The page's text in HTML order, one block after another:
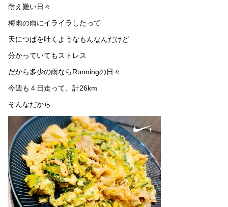
耐え難い日々
梅雨の雨にイライラしたって
天につばを吐くようなもんなんだけど
分かっていてもストレス
だから多少の雨ならRunningの日々
今週も４日走って、計26km
そんなだから